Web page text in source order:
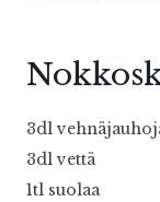
3dl
3dl vettä
1tl suolaa